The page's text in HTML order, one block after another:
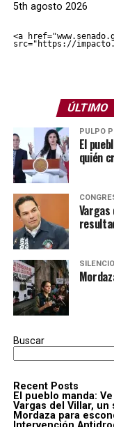
5th agosto 2026
<a
src="https://
ÚLTIMO
PULPO
El
quién
Buscar
Recent Posts
El pueblo manda:
Vargas del Villar,
Mordaza para